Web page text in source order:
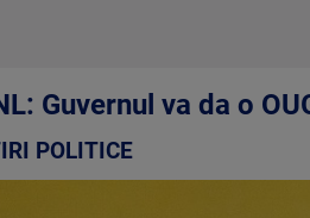
Guvernul va da o
POLITICE